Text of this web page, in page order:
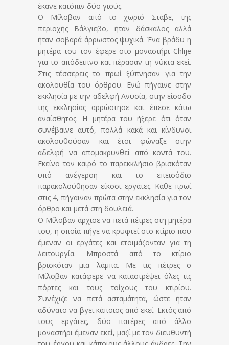
έκανε κατόπιν δύο γιούς.
Ο Μίλοβαν από το χωριό Στάβε, της
περιοχής Βάλγιεβο, ήταν δάσκαλος αλλά
ήταν σοβαρά άρρωστος ψυχικά. Ένα βράδυ η
μητέρα του τον έφερε στο μοναστήρι Chlije
για το απόδειπνο και πέρασαν τη νύκτα εκεί.
Στις τέσσερεις το πρωί ξύπνησαν για την
ακολουθία του όρθρου. Ενώ πήγαινε στην
εκκλησία με την αδελφή Ανυσία, στην είσοδο
της εκκλησίας αρρώστησε και έπεσε κάτω
αναίσθητος. Η μητέρα του ήξερε ότι όταν
συνέβαινε αυτό, πολλά κακά και κίνδυνοι
ακολουθούσαν και έτσι φώναξε στην
αδελφή να απομακρυνθεί από κοντά του.
Εκείνο τον καιρό το παρεκκλήσιο βρισκόταν
υπό ανέγερση και το επεισόδιο
παρακολούθησαν είκοσι εργάτες. Κάθε πρωί
στις 4, πήγαιναν πρώτα στην εκκλησία για τον
όρθρο και μετά στη δουλειά.
Ο Μίλοβαν άρχισε να πετά πέτρες στη μητέρα
του, η οποία πήγε να κρυφτεί στο κτίριο που
έμεναν οι εργάτες και ετοιμάζονταν για τη
λειτουργία. Μπροστά από το κτίριο
βρισκόταν μια λάμπα. Με τις πέτρες ο
Μίλοβαν κατάφερε να καταστρέψει όλες τις
πόρτες και τους τοίχους του κτιρίου.
Συνέχιζε να πετά ασταμάτητα, ώστε ήταν
αδύνατο να βγει κάποιος από εκεί. Εκτός από
τους εργάτες, δύο πατέρες από άλλο
μοναστήρι έμεναν εκεί, μαζί με τον διευθυντή